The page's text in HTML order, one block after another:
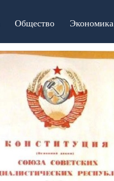
Общество Экономика